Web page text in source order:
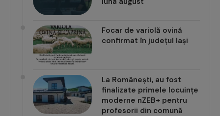
Focar de variolă ovină
confirmat în județul Iași
La Românești, au fost
finalizate primele locuințe
moderne nZEB+ pentru
profesorii din comună